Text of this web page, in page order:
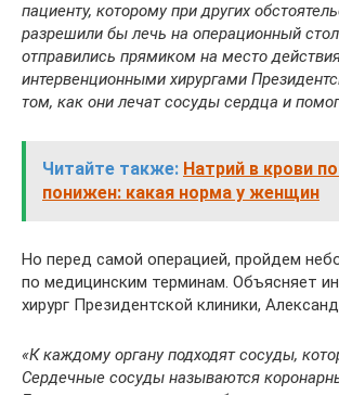
пациенту, которому при других
разрешили бы лечь на операционный
отправились прямиком на место
интервенционными хирургами
том, как они лечат сосуды сердца и
Читайте также: Натрий в крови
понижен: какая норма у женщин
Но перед самой операцией, пройдем
по медицинским терминам. Объясняет
хирург Президентской клиники,
«К каждому органу подходят сосуды,
Сердечные сосуды называются